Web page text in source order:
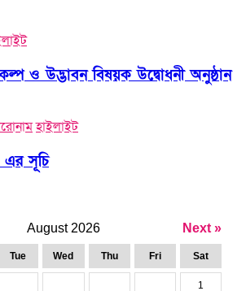
ও উদ্ভাবন বিষয়ক উদ্বোধনী অনুষ্ঠান
হাইলাইট
এর সূচি
August 2026 Next »
Tue Wed Thu Fri Sat
1